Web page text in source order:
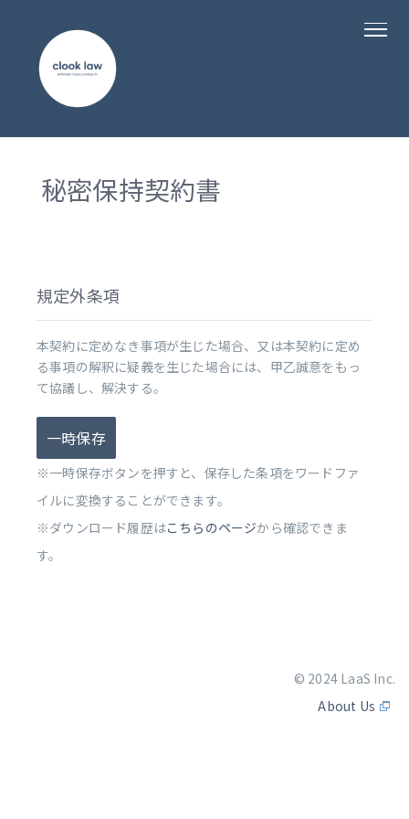
秘密保持契約書
規定外条項
本契約に定めなき事項が生じた場合、又は本契約に定め
る事項の解釈に疑義を生じた場合には、甲乙誠意をもっ
て協議し、解決する。
一時保存
※一時保存ボタンを押すと、保存した条項をワードファ
イルに変換することができます。
※ダウンロード履歴はこちらのページから確認できま
す。
© 2024 LaaS Inc.
About Us